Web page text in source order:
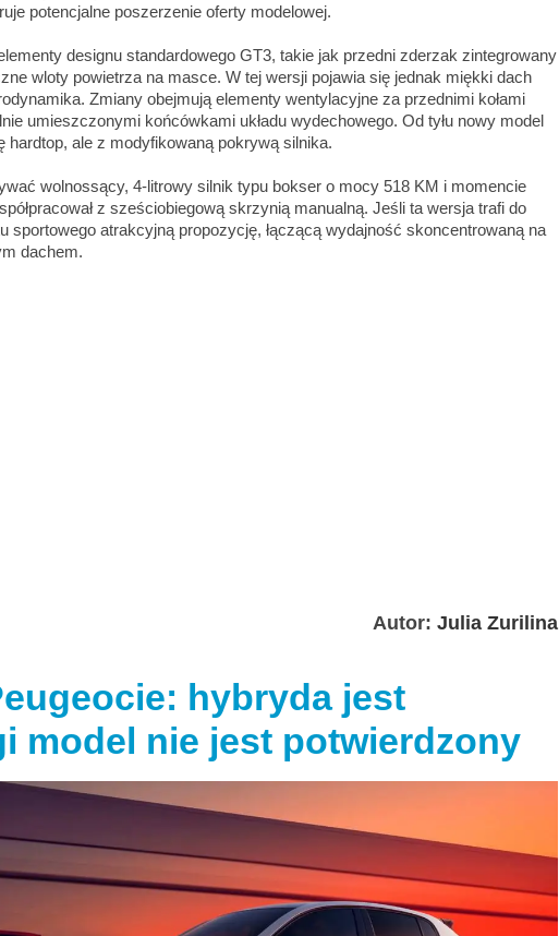
potencjalne poszerzenie oferty modelowej.
designu standardowego GT3, takie jak przedni zderzak zintegrowany
wloty powietrza na masce. W tej wersji pojawia się jednak miękki dach
Zmiany obejmują elementy wentylacyjne za przednimi kołami
umieszczonymi końcówkami układu wydechowego. Od tyłu nowy model
hardtop, ale z modyfikowaną pokrywą silnika.
wolnossący, 4-litrowy silnik typu bokser o mocy 518 KM i momencie
z sześciobiegową skrzynią manualną. Jeśli ta wersja trafi do
sportowego atrakcyjną propozycję, łączącą wydajność skoncentrowaną na
dachem.
Autor: Julia Zurilina
hybryda jest
model nie jest potwierdzony